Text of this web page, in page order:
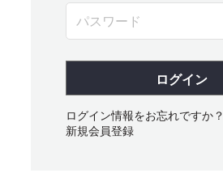
ログイン
ログイン情報をお忘れですか？
新規会員登録